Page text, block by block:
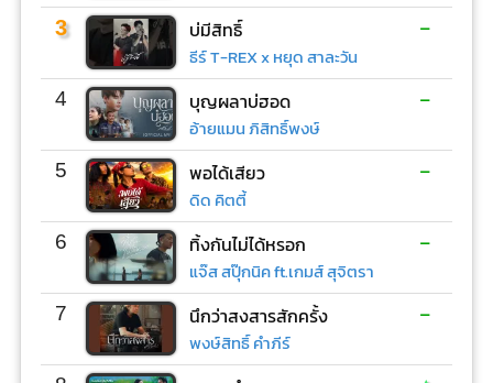
3 บ่มีสิทธิ์
ธีร์ T-REX x หยุด สาละวัน
-
4 บุญผลาบ่ฮอด
อ้ายแมน ภิสิทธิ์พงษ์
-
5 พอได้เสียว
ดิด คิตตี้
-
6 ทิ้งกันไม่ได้หรอก
แจ๊ส สปุ๊กนิค ft.เกมส์ สุจิตรา
-
7 นึกว่าสงสารสักครั้ง
พงษ์สิทธิ์ คำภีร์
-